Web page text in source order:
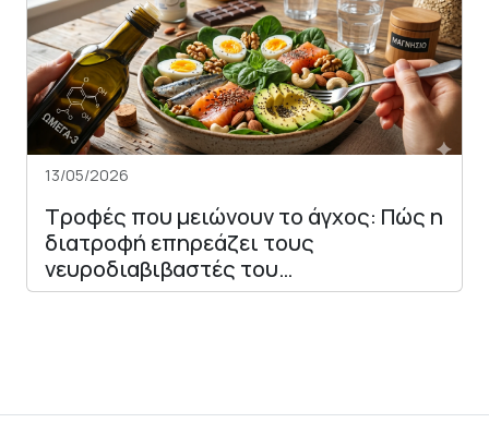
13/05/2026
Τροφές που μειώνουν το άγχος: Πώς η
διατροφή επηρεάζει τους
νευροδιαβιβαστές του…